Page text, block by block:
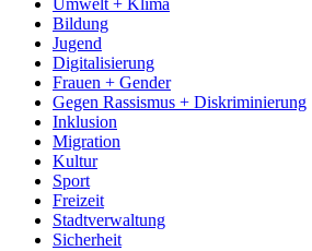
Umwelt + Klima
Bildung
Jugend
Digitalisierung
Frauen + Gender
Gegen Rassismus + Diskriminierung
Inklusion
Migration
Kultur
Sport
Freizeit
Stadtverwaltung
Sicherheit